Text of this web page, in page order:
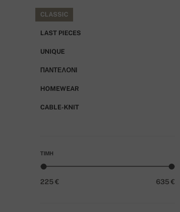
CLASSIC
LAST PIECES
UNIQUE
ΠΑΝΤΕΛΌΝΙ
HOMEWEAR
CABLE-KNIT
ΤΙΜΉ
225 € 635 €